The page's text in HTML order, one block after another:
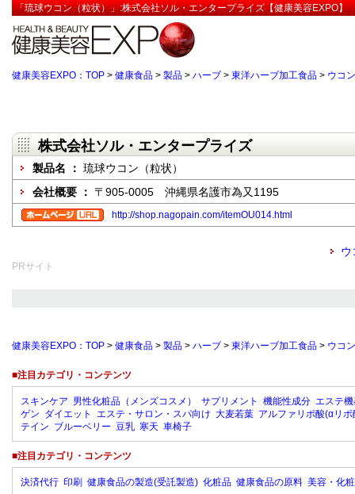
「琉球ウコン（粒状）」:株式会社ソル・エンタープライズ【健康美容EXPO】
健康美容EXPO：TOP > 健康食品 > 製品 > ハーブ > 東洋ハーブ加工食品 > ウコン
株式会社ソル・エンタープライズ
製品名 ： 琉球ウコン（粒状）
会社概要 ： 〒905-0005 沖縄県名護市為又1195
http://shop.nagopain.com/itemOU014.html
ウ
PRサイト
健康美容EXPO：TOP > 健康食品 > 製品 > ハーブ > 東洋ハーブ加工食品 > ウコン
■注目カテゴリ・コンテンツ
スキンケア 男性化粧品（メンズコスメ） サプリメント 機能性成分 エステ
ゲン ダイエット エステ・サロン・スパ向け 大麦若葉 アルファリポ酸(αリポ
テイン ブルーベリー 豆乳 寒天 車椅子
■注目カテゴリ・コンテンツ
決済代行 印刷 健康食品の製造(受託製造) 化粧品 健康食品の原料 美容・化